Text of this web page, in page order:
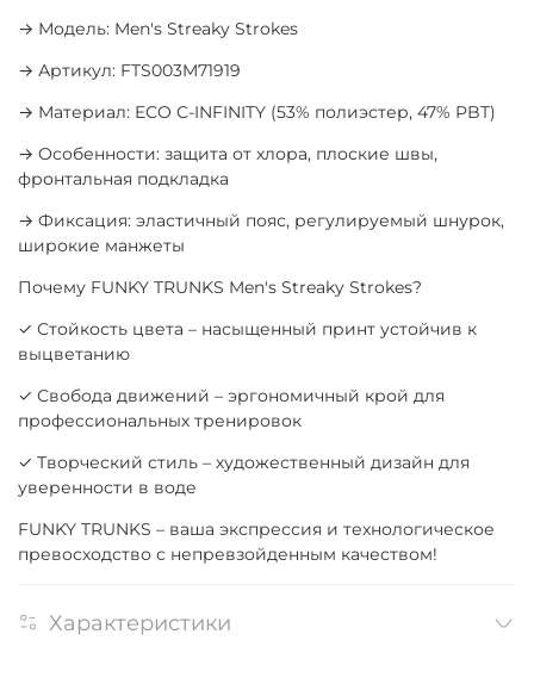
→ Модель: Men's Streaky Strokes
→ Артикул: FTS003M71919
→ Материал: ECO C-INFINITY (53% полиэстер, 47% PBT)
→ Особенности: защита от хлора, плоские швы,
фронтальная подкладка
→ Фиксация: эластичный пояс, регулируемый шнурок,
широкие манжеты
Почему FUNKY TRUNKS Men's Streaky Strokes?
✓ Стойкость цвета – насыщенный принт устойчив к
выцветанию
✓ Свобода движений – эргономичный крой для
профессиональных тренировок
✓ Творческий стиль – художественный дизайн для
уверенности в воде
FUNKY TRUNKS – ваша экспрессия и технологическое
превосходство с непревзойденным качеством!
Характеристики